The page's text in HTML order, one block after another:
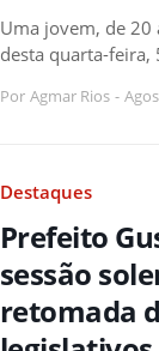
Uma jovem, de
desta quarta-feira,
Por Agmar Rios -
Destaques
Prefeito
sessão
retomada